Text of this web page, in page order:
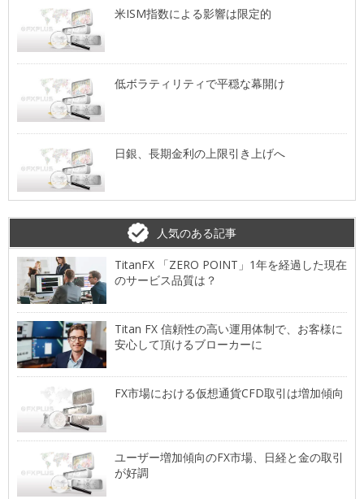
人気のある記事
TitanFX 「ZERO POINT」1年を経過した現在
のサービス品質は？
Titan FX 信頼性の高い運用体制で、お客様に
安心して頂けるブローカーに
FX市場における仮想通貨CFD取引は増加傾向
ユーザー増加傾向のFX市場、日経と金の取引
が好調
米ISM指数による影響は限定的
低ボラティリティで平穏な幕開け
日銀、長期金利の上限引き上げへ